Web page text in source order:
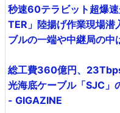
秒速60テラビット超爆
TER」陸揚げ作業現場潜
ブルの一端や中継局の
総工費360億円、
光海底ケーブル「SJC」
- GIGAZINE